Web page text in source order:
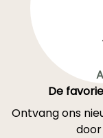
De
Ontvang ons